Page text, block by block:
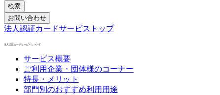
検索
お問い合わせ
法人認証カードサービストップ
法人認証カードサービスについて
サービス概要
ご利用企業・団体様のコーナー
特長・メリット
部門別のおすすめ利用用途